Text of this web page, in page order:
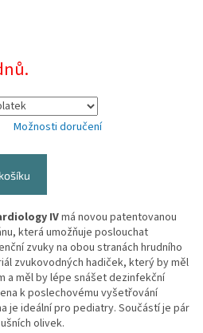
Možnosti doručení
IVmá novou patentovanou
která umožňuje poslouchat
zvuky na obou stranách hrudního
zvukovodných hadiček, který by měl
a měl by lépe snášet dezinfekční
k poslechovému vyšetřování
je ideální pro pediatry. Součástí je pár
olivek.